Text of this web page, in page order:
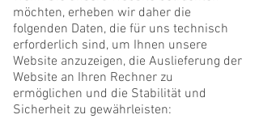
möchten, erheben wir daher die
folgenden Daten, die für uns technisch
erforderlich sind, um Ihnen unsere
Website anzuzeigen, die Auslieferung der
Website an Ihren Rechner zu
ermöglichen und die Stabilität und
Sicherheit zu gewährleisten: